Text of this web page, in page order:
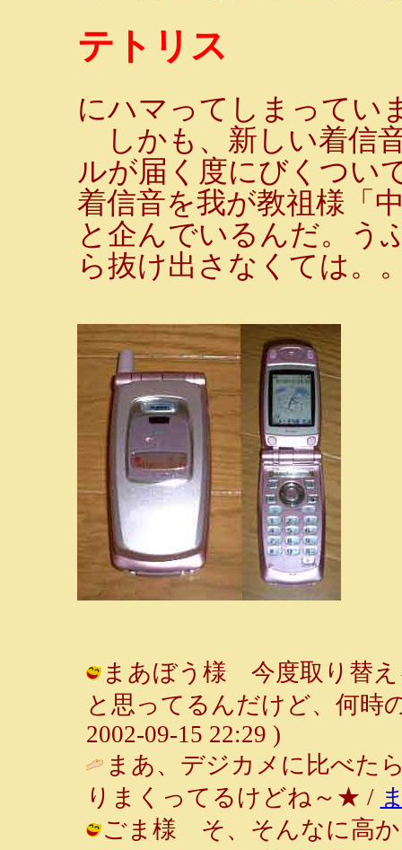
テトリス
にハマってしまってい
しかも、新しい着信
ルが届く度にびくつい
着信音を我が教祖様「
と企んでいるんだ。う
ら抜け出さなくては。
まあぼう様 今度取り替え
と思ってるんだけど、何時
2002-09-15 22:29 )
まあ、デジカメに比べた
りまくってるけどね～★ /
ごま様 そ、そんなに高か